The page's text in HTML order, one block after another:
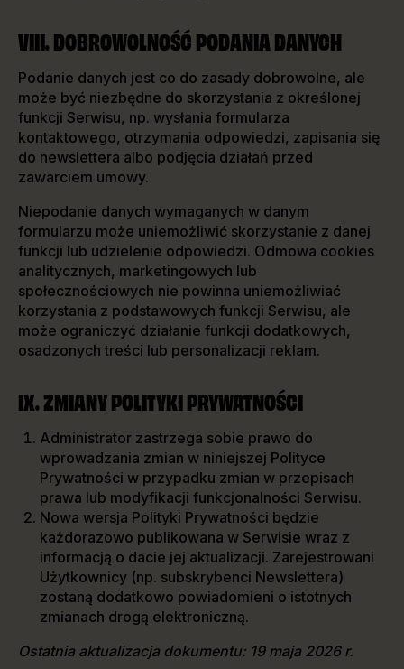
VIII. DOBROWOLNOŚĆ PODANIA DANYCH
Podanie danych jest co do zasady dobrowolne, ale
może być niezbędne do skorzystania z określonej
funkcji Serwisu, np. wysłania formularza
kontaktowego, otrzymania odpowiedzi, zapisania się
do newslettera albo podjęcia działań przed
zawarciem umowy.
Niepodanie danych wymaganych w danym
formularzu może uniemożliwić skorzystanie z danej
funkcji lub udzielenie odpowiedzi. Odmowa cookies
analitycznych, marketingowych lub
społecznościowych nie powinna uniemożliwiać
korzystania z podstawowych funkcji Serwisu, ale
może ograniczyć działanie funkcji dodatkowych,
osadzonych treści lub personalizacji reklam.
IX. ZMIANY POLITYKI PRYWATNOŚCI
Administrator zastrzega sobie prawo do
wprowadzania zmian w niniejszej Polityce
Prywatności w przypadku zmian w przepisach
prawa lub modyfikacji funkcjonalności Serwisu.
Nowa wersja Polityki Prywatności będzie
każdorazowo publikowana w Serwisie wraz z
informacją o dacie jej aktualizacji. Zarejestrowani
Użytkownicy (np. subskrybenci Newslettera)
zostaną dodatkowo powiadomieni o istotnych
zmianach drogą elektroniczną.
Ostatnia aktualizacja dokumentu: 19 maja 2026 r.